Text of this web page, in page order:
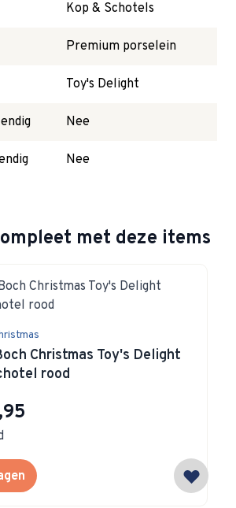
Kop & Schotels
Premium porselein
Toy's Delight
Nee
Nee
met deze items
Christmas Toy's Delight
rood